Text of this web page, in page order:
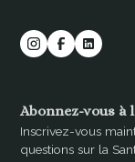
Abonnez-vous à
Inscrivez-vous
questions sur la